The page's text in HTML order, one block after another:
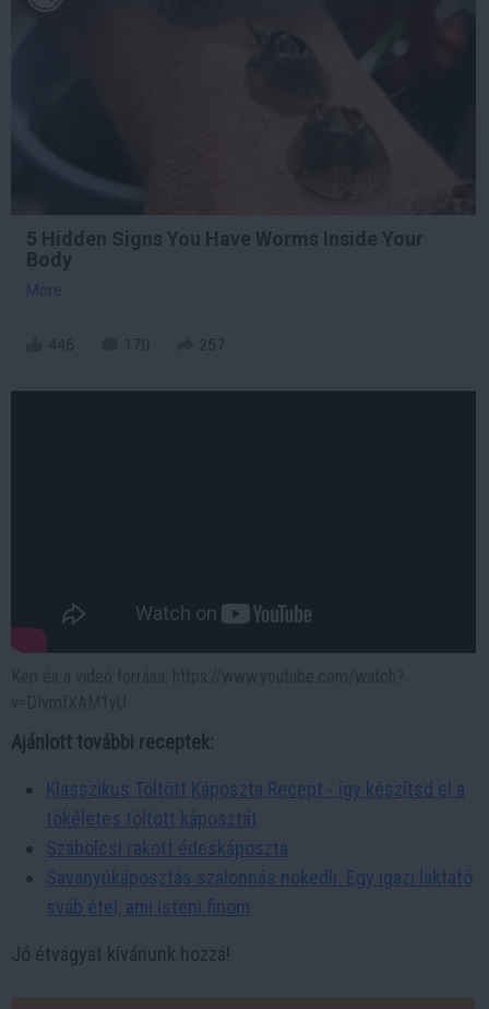
5 Hidden Signs You Have Worms Inside Your
Body
More
Ajánlott további receptek:
Klasszikus Töltött Káposzta Recept - így készítsd el a
tökéletes töltött káposztát
Szabolcsi rakott édeskáposzta
Savanyúkáposztás szalonnás nokedli. Egy igazi laktató
sváb étel, ami isteni finom
Jó étvágyat kívánunk hozzá!